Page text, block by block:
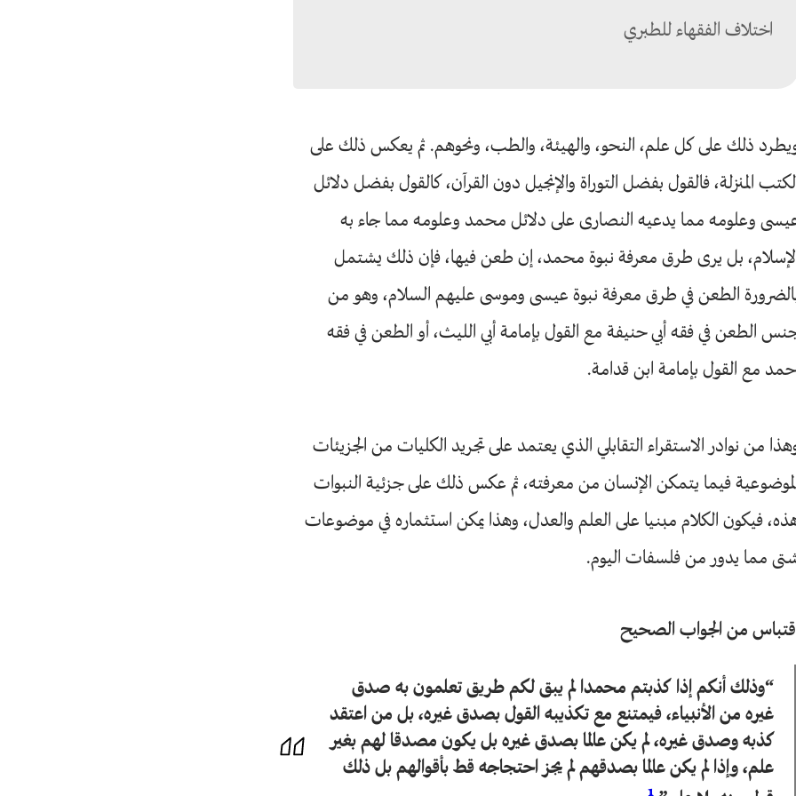
اختلاف الفقهاء للطبري
ذلك على كل علم، النحو، والهيئة، والطب، ونحوهم. ثم يعكس ذلك على
المنزلة، فالقول بفضل التوراة والإنجيل دون القرآن، كالقول بفضل دلائل
وعلومه مما يدعيه النصارى على دلائل محمد وعلومه مما جاء به
بل يرى طرق معرفة نبوة محمد، إن طعن فيها، فإن ذلك يشتمل
الطعن في طرق معرفة نبوة عيسى وموسى عليهم السلام، وهو من
الطعن في فقه أبي حنيفة مع القول بإمامة أبي الليث، أو الطعن في فقه
مع القول بإمامة ابن قدامة.
من نوادر الاستقراء التقابلي الذي يعتمد على تجريد الكليات من الجزيئات
فيما يتمكن الإنسان من معرفته، ثم عكس ذلك على جزئية النبوات
فيكون الكلام مبنيا على العلم والعدل، وهذا يمكن استثماره في موضوعات
مما يدور من فلسفات اليوم.
من الجواب الصحيح
“وذلك أنكم إذا كذبتم محمدا لم يبق لكم طريق تعلمون به صدق
غيره من الأنبياء، فيمتنع مع تكذيبه القول بصدق غيره، بل من اعتقد
كذبه وصدق غيره، لم يكن عالما بصدق غيره بل يكون مصدقا لهم بغير
علم، وإذا لم يكن عالما بصدقهم لم يجز احتجاجه قط بأقوالهم بل ذلك